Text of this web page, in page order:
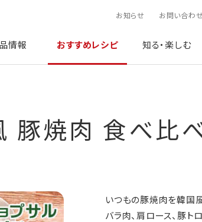
お知らせ お問い合わ
情報 おすすめレシピ 知る・楽しむ
豚焼肉 食べ比
いつもの豚焼肉を韓国
バラ肉、肩ロース、豚ト